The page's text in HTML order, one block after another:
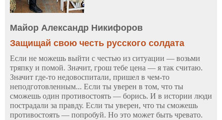
Майор Александр Никифоров
Защищай свою честь русского солдата
Если не можешь выйти с честью из ситуации — возьми
тряпку и помой. Значит, грош тебе цена — я так считаю.
Значит где-то недовоспитали, пришел в чем-то
неподготовленным... Если ты уверен в том, что ты
сможешь один противостоять — борись. И в истории люди
пострадали за правду. Если ты уверен, что ты сможешь
противостоять — попробуй. Но это может быть чревато.